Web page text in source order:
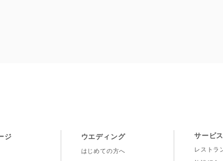
VILLA de ESPOIR
ジ ウエディング
はじめての方へ
サービ
レストラ